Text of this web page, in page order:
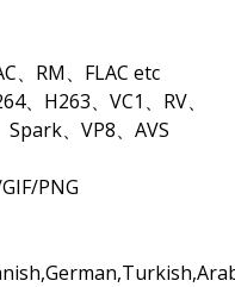
、RM、FLAC etc
、H263、VC1、RV、
、VP8、AVS
PNG